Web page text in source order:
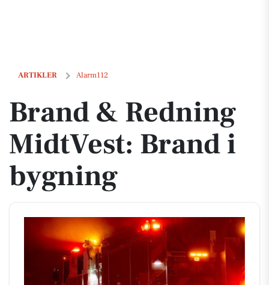
ARTIKLER Alarm112
Brand & Redning MidtVest: Brand i bygning
Brand & Redning
MidtVest: Brand i
bygning